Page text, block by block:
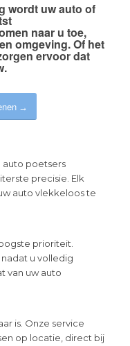
wordt uw auto of
naar u toe,
omgeving. Of het
ervoor dat
.
poetsers
precisie. Elk
auto vlekkeloos te
prioriteit.
u volledig
van uw auto
is. Onze service
op locatie, direct bij